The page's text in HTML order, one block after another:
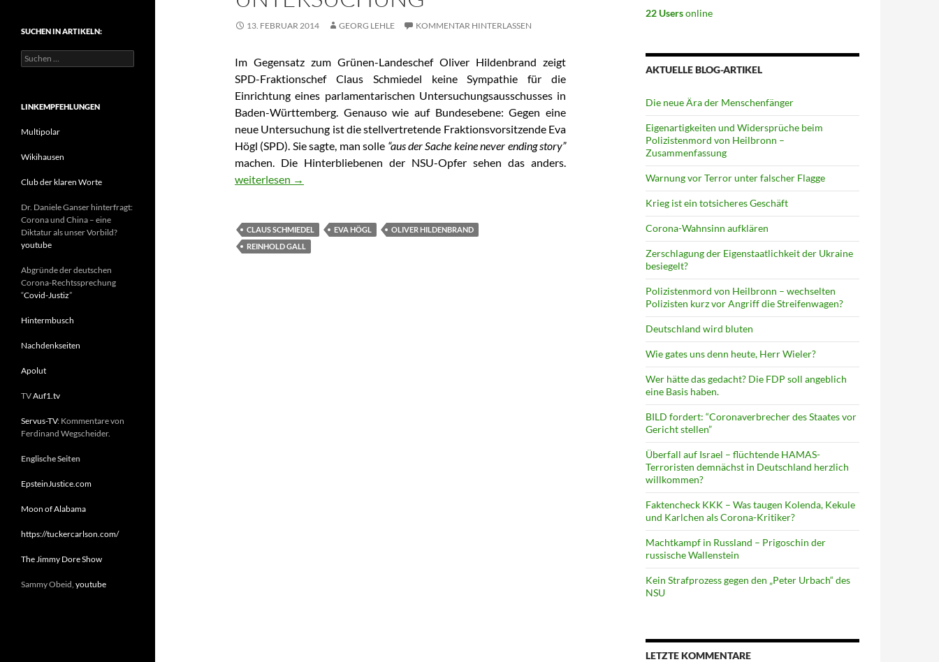
13. FEBRUAR 2014 GEORG LEHLE KOMMENTAR HINTERLASSEN
Im Gegensatz zum Grünen-Landeschef Oliver Hildenbrand zeigt
SPD-Fraktionschef Claus Schmiedel keine Sympathie für die
Einrichtung eines parlamentarischen Untersuchungsausschusses in
Baden-Württemberg. Genauso wie auf Bundesebene: Gegen eine
neue Untersuchung ist die stellvertretende Fraktionsvorsitzende Eva
Högl (SPD). Sie sagte, man solle “aus der Sache keine never ending story”
machen. Die Hinterbliebenen der NSU-Opfer sehen das anders.
Baden-Württemberg: SPD versagt bei NSU-Untersuchung
weiterlesen →
CLAUS SCHMIEDEL EVA HÖGL
OLIVER HILDENBRAND
REINHOLD GALL
22 Usersonline
AKTUELLE BLOG-ARTIKEL
Die neue Ära der Menschenfänger
Eigenartigkeiten und Widersprüche beim
Polizistenmord von Heilbronn –
Zusammenfassung
Warnung vor Terror unter falscher Flagge
Krieg ist ein totsicheres Geschäft
Corona-Wahnsinn aufklären
Zerschlagung der Eigenstaatlichkeit der Ukraine
besiegelt?
Polizistenmord von Heilbronn – wechselten
Polizisten kurz vor Angriff die Streifenwagen?
Deutschland wird bluten
Wie gates uns denn heute, Herr Wieler?
Wer hätte das gedacht? Die FDP soll angeblich
eine Basis haben.
BILD fordert: “Coronaverbrecher des Staates vor
Gericht stellen”
Überfall auf Israel – flüchtende HAMAS-
Terroristen demnächst in Deutschland herzlich
willkommen?
Faktencheck KKK – Was taugen Kolenda, Kekule
und Karlchen als Corona-Kritiker?
Machtkampf in Russland – Prigoschin der
russische Wallenstein
Kein Strafprozess gegen den „Peter Urbach“ des
NSU
LETZTE KOMMENTARE
g
SUCHEN IN ARTIKELN:
S
u
e
n
c
:
LINKEMPFEHLUNGEN
Multipolar
Wikihausen
Club der klaren Worte
Dr. Daniele Ganser hinterfragt:
Corona und China – eine
Diktatur als unser Vorbild?
youtube
Abgründe der deutschen
Corona-Rechtssprechung
“Covid-Justiz”
Hintermbusch
Nachdenkseiten
Apolut
TVAuf1.tv
Servus-TV: Kommentare von
Ferdinand Wegscheider.
Englische Seiten
EpsteinJustice.com
Moon of Alabama
https://tuckercarlson.com/
The Jimmy Dore Show
Sammy Obeid, youtube